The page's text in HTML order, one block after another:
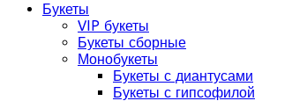
Букеты
VIP букеты
Букеты сборные
Монобукеты
Букеты с диантусами
Букеты с гипсофилой